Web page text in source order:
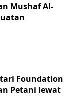
Mushaf Al-
Foundation
Petani lewat